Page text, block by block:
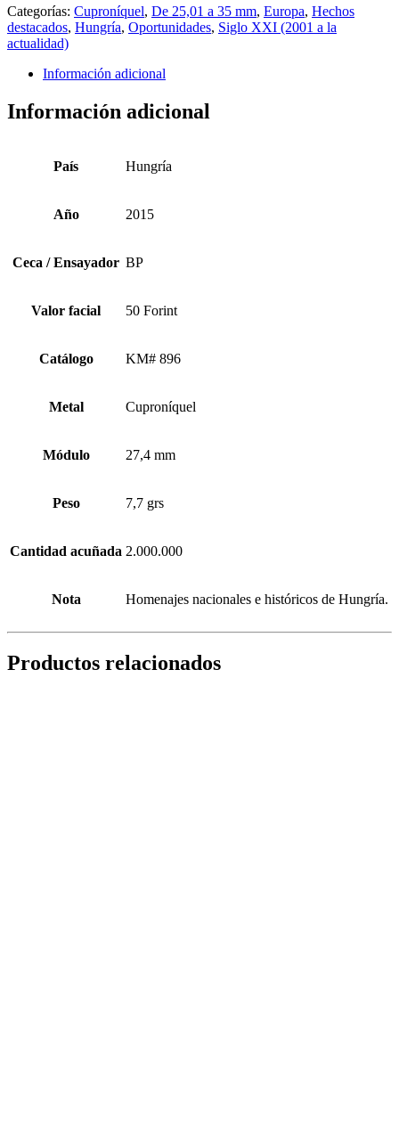
Categorías: Cuproníquel, De 25,01 a 35 mm, Europa, Hechos
destacados, Hungría, Oportunidades, Siglo XXI (2001 a la
actualidad)
Información adicional
Información adicional
País Hungría
Año 2015
Ceca / Ensayador BP
Valor facial 50 Forint
Catálogo KM# 896
Metal Cuproníquel
Módulo 27,4 mm
Peso 7,7 grs
Cantidad acuñada 2.000.000
Nota Homenajes nacionales e históricos de Hungría.
Productos relacionados